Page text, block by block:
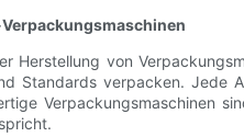
Herstellung von
Standards verpacken. Jede
Verpackungsmaschinen